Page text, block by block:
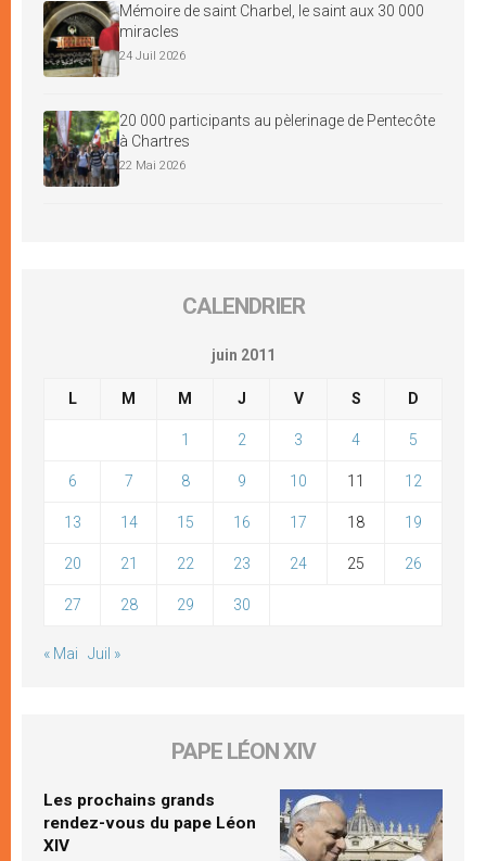
Mémoire de saint Charbel, le saint aux 30 000
miracles
24 Juil 2026
20 000 participants au pèlerinage de Pentecôte
à Chartres
22 Mai 2026
CALENDRIER
juin 2011
L M M J V S D
1 2 3 4 5
6 7 8 9 10 11 12
13 14 15 16 17 18 19
20 21 22 23 24 25 26
27 28 29 30
« Mai Juil »
PAPE LÉON XIV
Les prochains grands
rendez-vous du pape Léon
XIV